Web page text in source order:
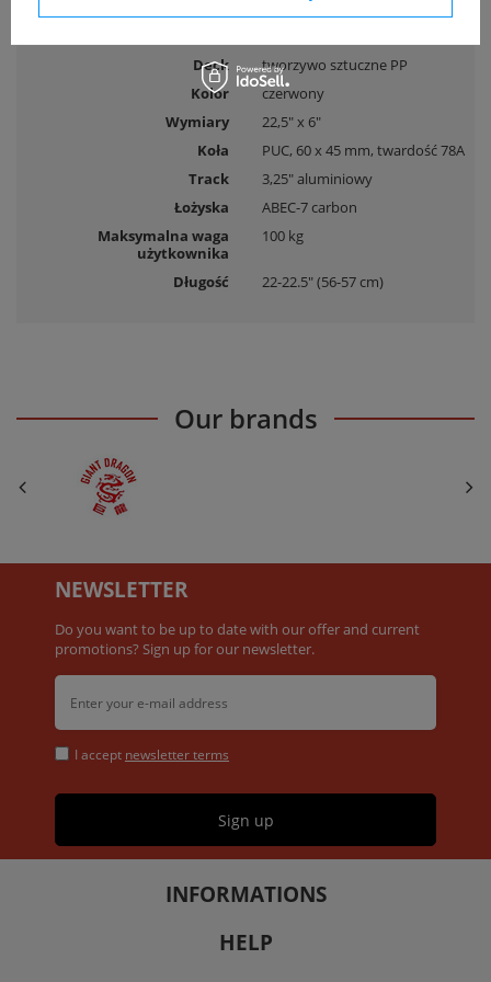
Deck
tworzywo sztuczne PP
Kolor
czerwony
Wymiary
22,5" x 6"
Koła
PUC, 60 x 45 mm, twardość 78A
Track
3,25" aluminiowy
Łożyska
ABEC-7 carbon
Maksymalna waga
użytkownika
100 kg
Długość 22-22.5" (56-57 cm)
Our brands
INFORMATIONS
HELP
NEWSLETTER
Do you want to be up to date with our offer and current
promotions? Sign up for our newsletter.
I accept newsletter terms
Sign up